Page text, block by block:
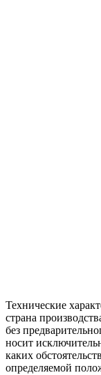
Технические
страна
без
носит
каких
определяемой